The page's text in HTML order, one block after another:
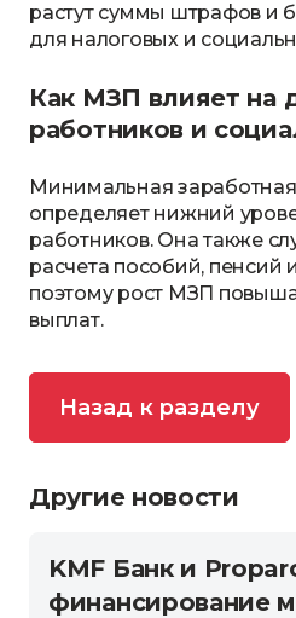
растут суммы штрафов и
для налоговых и
Как МЗП влияет на
работников и
Минимальная
определяет нижний
работников. Она также
расчета пособий, пенсий
поэтому рост МЗП
выплат.
Назад к разделу
Другие новости
KMF Банк и
финансирование